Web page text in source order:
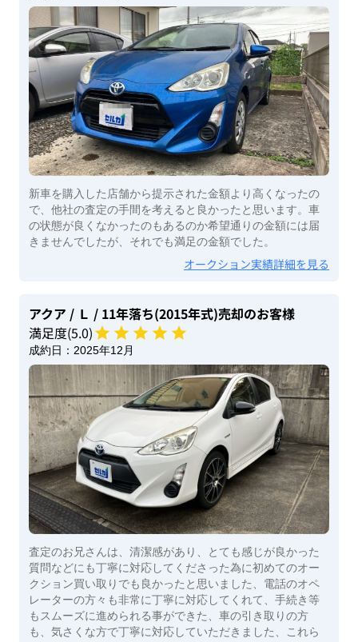
新車を購入した店舗から提示された金額より高くなったの
で、他社の査定の手間を考えると良かったと思います。車
の状態が良くなかったのもあるのか希望通りの金額には届
きませんでしたが、それでも満足の金額でした。
オークション実績詳細を見る
アクア / Ｌ / 11年落ち(2015年式)売却のお客様
満足度(5.0)
成約日： 2025年12月
査定のお兄さんは、清潔感があり、とても感じが良かった
質問などにも丁寧に対応してくださった為に初めてのオー
クション買い取りでも良かったと思いました、電話のオペ
レーターの方々も非常に丁寧に対応してくれて、手続き等
もスムーズに進められる事ができた、車の引き取りの方
も、気さくな方で丁寧に対応していただきました、これら